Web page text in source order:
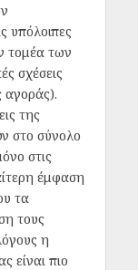
υπόλοιπες
τομέα των
σχέσεις
αγοράς).
της
στο σύνολο
στις
έμφαση
τα
τους
η
είναι πιο